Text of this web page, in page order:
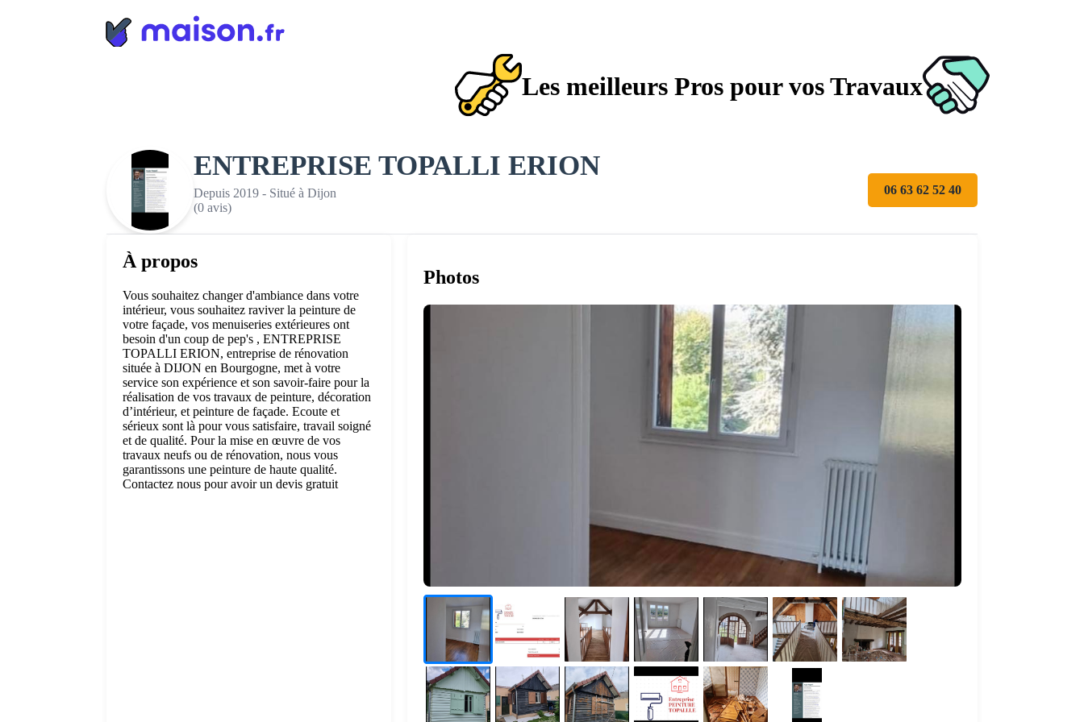
Les meilleurs Pros pour vos Travaux
ENTREPRISE TOPALLI ERION
Depuis 2019 - Situé à Dijon
(0 avis)
06 63 62 52 40
À propos
Vous souhaitez changer d'ambiance dans votre
intérieur, vous souhaitez raviver la peinture de
votre façade, vos menuiseries extérieures ont
besoin d'un coup de pep's , ENTREPRISE
TOPALLI ERION, entreprise de rénovation
située à DIJON en Bourgogne, met à votre
service son expérience et son savoir-faire pour la
réalisation de vos travaux de peinture, décoration
d’intérieur, et peinture de façade. Ecoute et
sérieux sont là pour vous satisfaire, travail soigné
et de qualité. Pour la mise en œuvre de vos
travaux neufs ou de rénovation, nous vous
garantissons une peinture de haute qualité.
Contactez nous pour avoir un devis gratuit
Photos